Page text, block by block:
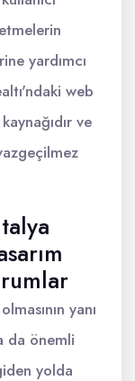
yardımcı
web
ve
yanı
da önemli
yolda